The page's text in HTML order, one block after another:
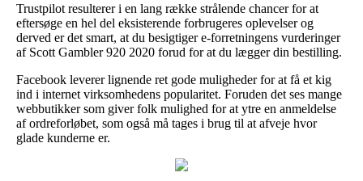
Trustpilot resulterer i en lang række strålende chancer for at
eftersøge en hel del eksisterende forbrugeres oplevelser og
derved er det smart, at du besigtiger e-forretningens vurderinger
af Scott Gambler 920 2020 forud for at du lægger din bestilling.
Facebook leverer lignende ret gode muligheder for at få et kig
ind i internet virksomhedens popularitet. Foruden det ses mange
webbutikker som giver folk mulighed for at ytre en anmeldelse
af ordreforløbet, som også må tages i brug til at afveje hvor
glade kunderne er.